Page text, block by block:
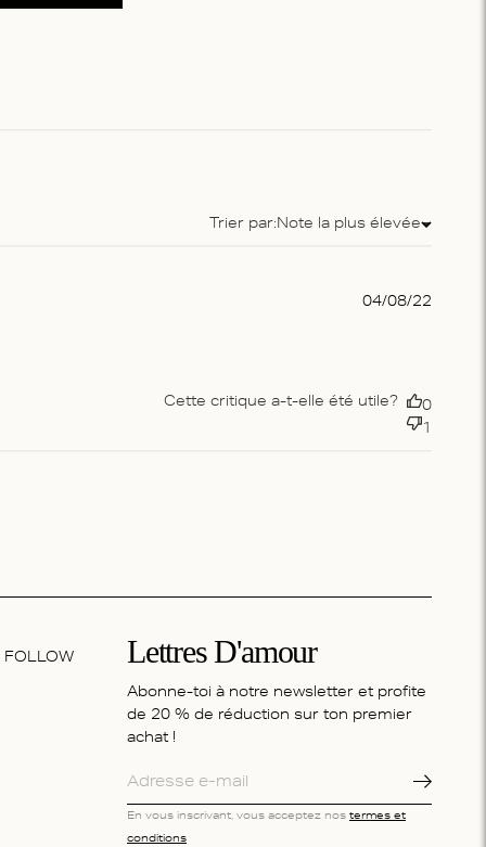
Trier par
Trier par:Note la plus élevée
04/08/22
Cette critique a-t-elle été utile?
0
1
FOLLOW Lettres D'amour
Abonne-toi à notre newsletter et profite
de 20 % de réduction sur ton premier
achat !
En vous inscrivant, vous acceptez nos termes et
conditions